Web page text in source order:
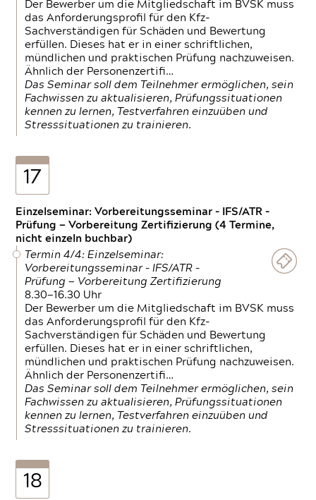
Der Bewerber um die Mitgliedschaft im BVSK muss
das Anforderungsprofil für den Kfz-
Sachverständigen für Schäden und Bewertung
erfüllen. Dieses hat er in einer schriftlichen,
mündlichen und praktischen Prüfung nachzuweisen.
Ähnlich der Personenzertifi…
Das Seminar soll dem Teilnehmer ermöglichen, sein
Fachwissen zu aktualisieren, Prüfungssituationen
kennen zu lernen, Testverfahren einzuüben und
Stresssituationen zu trainieren.
17
Einzelseminar: Vorbereitungsseminar - IFS/ATR -
Prüfung — Vorbereitung Zertifizierung (4 Termine,
nicht einzeln buchbar)
Termin 4/4: Einzelseminar:
Vorbereitungsseminar - IFS/ATR -
Prüfung — Vorbereitung Zertifizierung
8.30—16.30 Uhr
Der Bewerber um die Mitgliedschaft im BVSK muss
das Anforderungsprofil für den Kfz-
Sachverständigen für Schäden und Bewertung
erfüllen. Dieses hat er in einer schriftlichen,
mündlichen und praktischen Prüfung nachzuweisen.
Ähnlich der Personenzertifi…
Das Seminar soll dem Teilnehmer ermöglichen, sein
Fachwissen zu aktualisieren, Prüfungssituationen
kennen zu lernen, Testverfahren einzuüben und
Stresssituationen zu trainieren.
18